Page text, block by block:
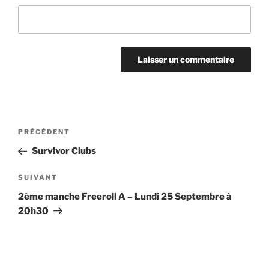
Navigation
l’article
Article
précédent
PRÉCÉDENT
Survivor Clubs
Article
suivant
SUIVANT
2ème manche Freeroll A – Lundi 25 Septembre à
20h30